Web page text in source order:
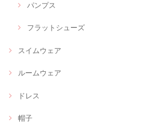
パンプス
フラットシューズ
スイムウェア
ルームウェア
ドレス
帽子